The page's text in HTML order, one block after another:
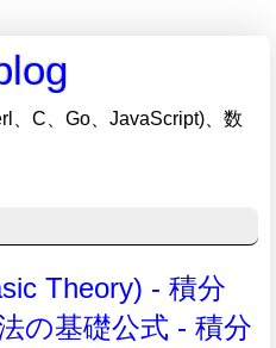
、C、Go、JavaScript)、数
Theory) - 積分
の基礎公式 - 積分